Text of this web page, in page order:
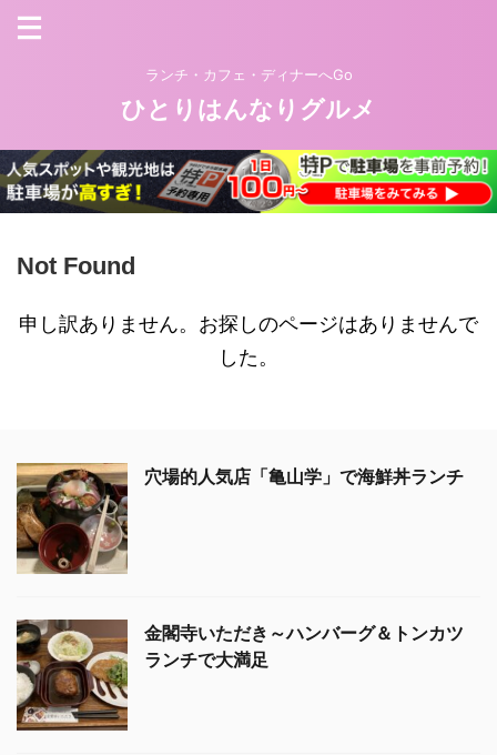
ランチ・カフェ・ディナーへGo
ひとりはんなりグルメ
Not Found
申し訳ありません。お探しのページはありませんで
した。
穴場的人気店「亀山学」で海鮮丼ランチ
金閣寺いただき～ハンバーグ＆トンカツ
ランチで大満足